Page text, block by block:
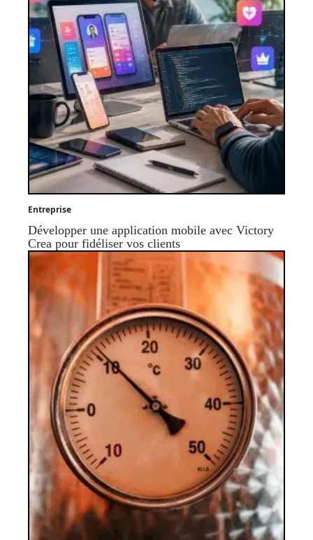
Entreprise
Développer une application mobile avec Victory
Crea pour fidéliser vos clients